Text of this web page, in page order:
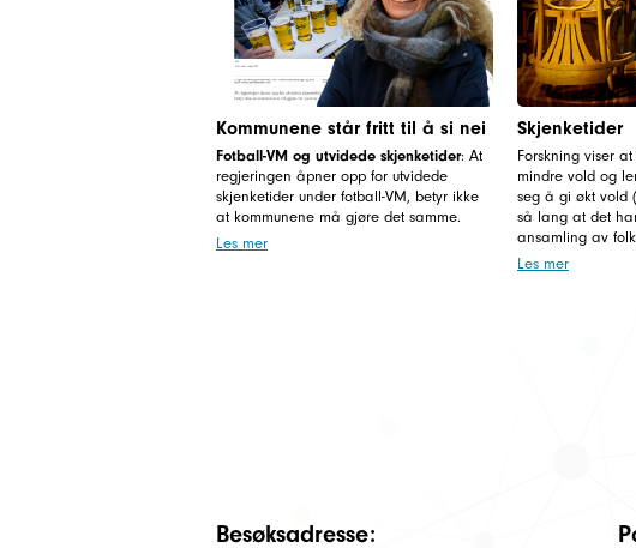
Kommunene står fritt til å si nei
Fotball-VM og utvidede skjenketider: At
regjeringen åpner opp for utvidede
skjenketider under fotball-VM, betyr ikke
at kommunene må gjøre det samme.
Les mer
Skjenketider
Forskning viser
mindre vold og
seg å gi økt vold
så lang at det
ansamling av
Les mer
Besøksadresse: